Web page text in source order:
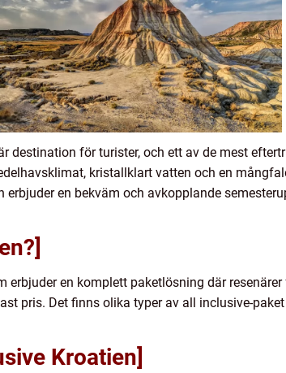
destination för turister, och ett av de mest
kristallklart vatten och en
en bekväm och avkopplande
erbjuder en komplett paketlösning där
pris. Det finns olika typer av all inclusive-
Kroatien]